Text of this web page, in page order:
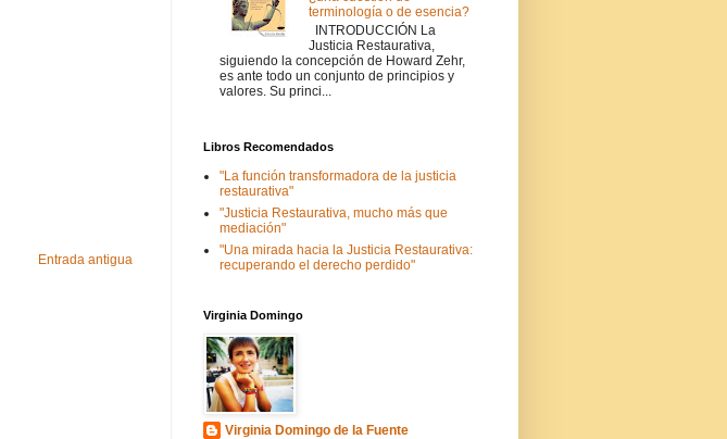
Entrada antigua
terminología o de esencia?
INTRODUCCIÓN La
Justicia Restaurativa,
siguiendo la concepción de Howard Zehr,
es ante todo un conjunto de principios y
valores. Su princi...
Libros Recomendados
"La función transformadora de la justicia
restaurativa"
"Justicia Restaurativa, mucho más que
mediación"
"Una mirada hacia la Justicia Restaurativa:
recuperando el derecho perdido"
Virginia Domingo
Virginia Domingo de la Fuente